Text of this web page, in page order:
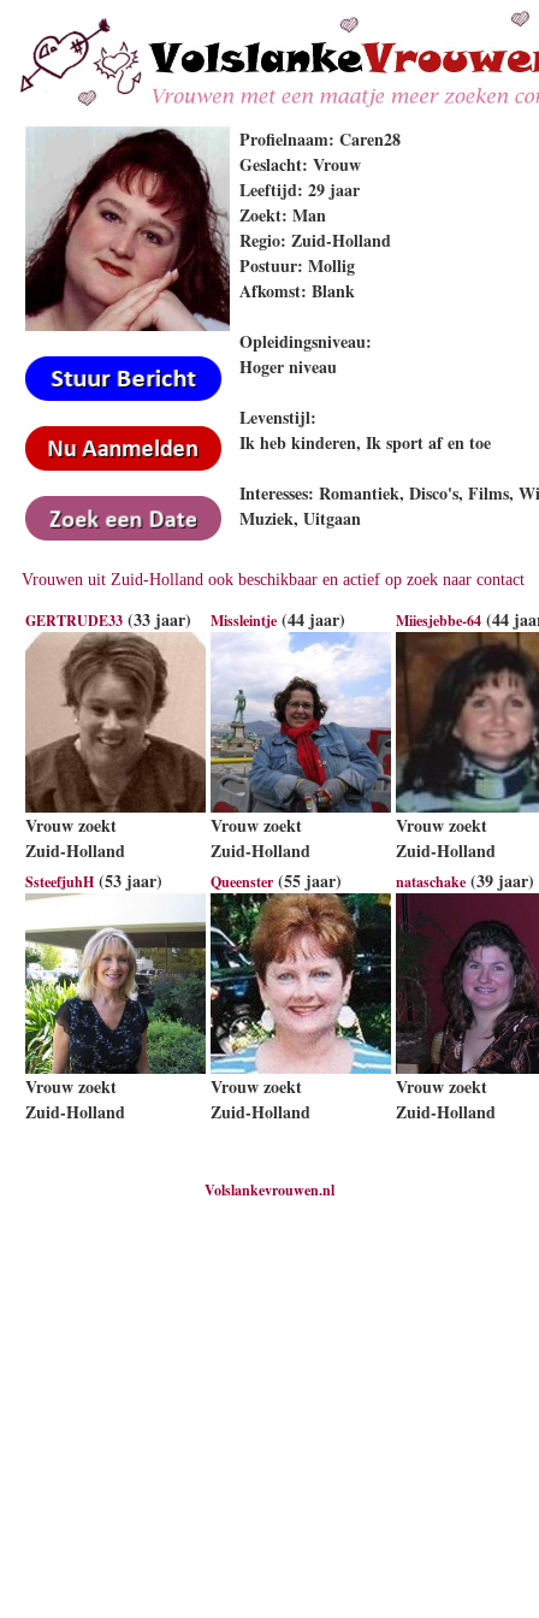
Profielnaam: Caren28
Geslacht: Vrouw
Leeftijd: 29 jaar
Zoekt: Man
Regio: Zuid-Holland
Postuur: Mollig
Afkomst: Blank
Opleidingsniveau:
Hoger niveau
Levenstijl:
Ik heb kinderen, Ik sport af en toe
Interesses: Romantiek, Disco's, Films,
Muziek, Uitgaan
Vrouwen uit Zuid-Holland ook beschikbaar en actief op zoek naar contact
GERTRUDE33 (33 jaar)
Vrouw zoekt
Zuid-Holland
Missleintje (44 jaar)
Vrouw zoekt
Zuid-Holland
Miiesjebbe-64 (44
Vrouw zoekt
Zuid-Holland
SsteefjuhH (53 jaar)
Vrouw zoekt
Zuid-Holland
Queenster (55 jaar)
Vrouw zoekt
Zuid-Holland
nataschake (39 jaar)
Vrouw zoekt
Zuid-Holland
Volslankevrouwen.nl